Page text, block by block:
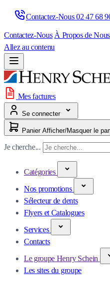
Contactez-Nous 02 47 68
Contactez-Nous À Propos de Nous
Allez au contenu
Mes factures
Se connecter
Panier
Je cherche...
Catégories
Nos promotions
Sélecteur de dents
Flyers et Catalogues
Services
Contacts
Le groupe Henry Schein
Les sites du groupe